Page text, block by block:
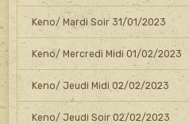
Keno/ Mardi Soir 31/01/2023
Keno/ Mercredi Midi 01/02/2023
Keno/ Jeudi Midi 02/02/2023
Keno/ Jeudi Soir 02/02/2023